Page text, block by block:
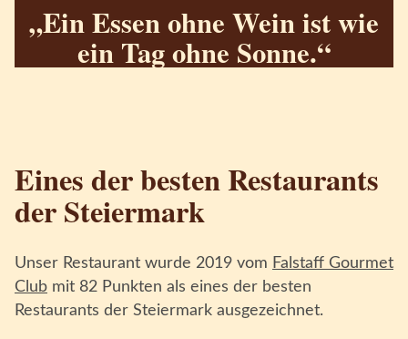
„Ein Essen ohne Wein ist wie
ein Tag ohne Sonne.“
Eines der besten Restaurants
der Steiermark
Unser Restaurant wurde 2019 vom Falstaff Gourmet
Club mit 82 Punkten als eines der besten
Restaurants der Steiermark ausgezeichnet.